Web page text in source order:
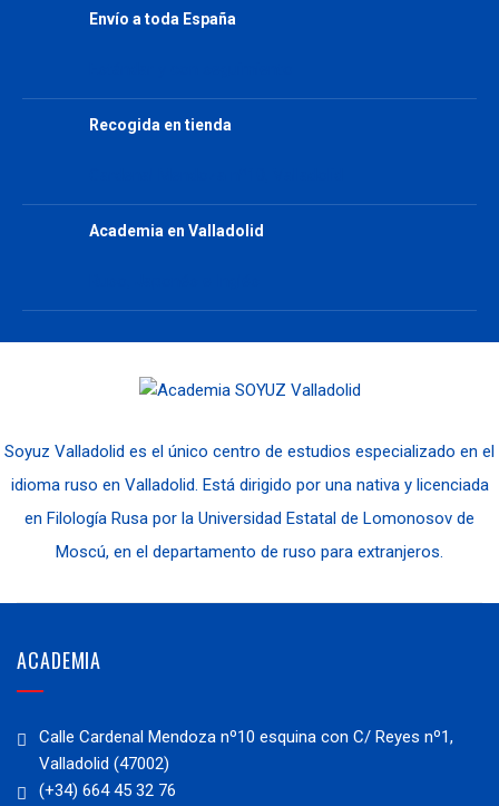
Envío a toda España
Recogida en tienda
Academia en Valladolid
Soyuz Valladolid es el único centro de estudios especializado en el
idioma ruso en Valladolid. Está dirigido por una nativa y licenciada
en Filología Rusa por la Universidad Estatal de Lomonosov de
Moscú, en el departamento de ruso para extranjeros.
ACADEMIA
Calle Cardenal Mendoza nº10 esquina con C/ Reyes nº1,
Valladolid (47002)
(+34) 664 45 32 76